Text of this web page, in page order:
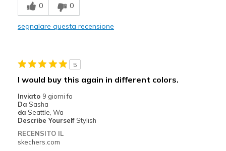
Comfortable
Need Break In
Migliori Utilizzi:
Casual Wear
0 0
segnalare questa recensione
5
I would buy this again in different colors.
Inviato 9 giorni fa
Da Sasha
da Seattle, Wa
Describe Yourself Stylish
RECENSITO IL
skechers.com